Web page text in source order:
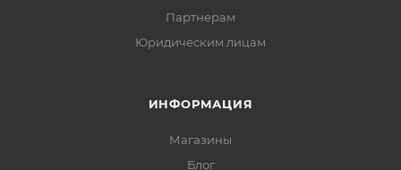
Партнерам
Юридическим лицам
ИНФОРМАЦИЯ
Магазины
Блог